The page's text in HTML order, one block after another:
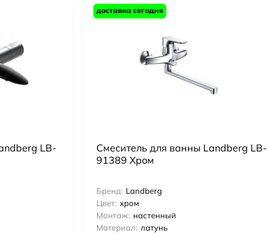
LB-
доставка сегодня
Смеситель для ванны Landberg LB-
91389 Хром
Бренд: Landberg
Цвет: хром
Монтаж: настенный
Материал: латунь